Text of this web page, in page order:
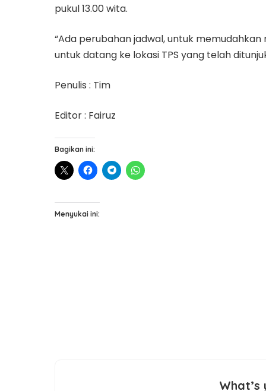
pukul 13.00 wita.
“Ada perubahan jadwal, untuk
untuk datang ke lokasi TPS yang telah
Penulis : Tim
Editor : Fairuz
Bagikan ini:
Menyukai ini: